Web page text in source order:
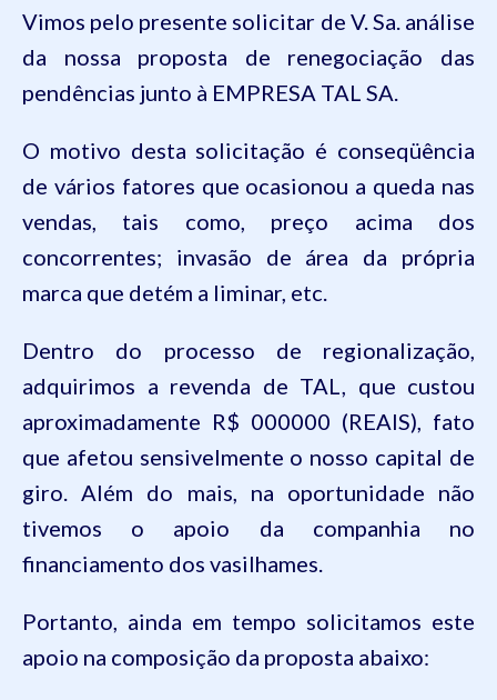
Vimos pelo presente solicitar de V. Sa. análise
da nossa proposta de renegociação das
pendências junto à EMPRESA TAL SA.
O motivo desta solicitação é conseqüência
de vários fatores que ocasionou a queda nas
vendas, tais como, preço acima dos
concorrentes; invasão de área da própria
marca que detém a liminar, etc.
Dentro do processo de regionalização,
adquirimos a revenda de TAL, que custou
aproximadamente R$ 000000 (REAIS), fato
que afetou sensivelmente o nosso capital de
giro. Além do mais, na oportunidade não
tivemos o apoio da companhia no
financiamento dos vasilhames.
Portanto, ainda em tempo solicitamos este
apoio na composição da proposta abaixo: